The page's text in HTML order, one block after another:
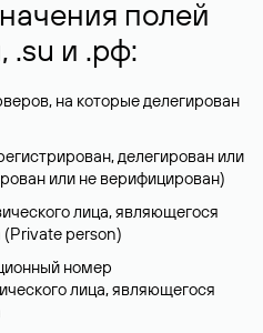
полей
.su и .рф:
на которые делегирован
делегирован или
или не верифицирован)
лица, являющегося
person)
номер
лица, являющегося